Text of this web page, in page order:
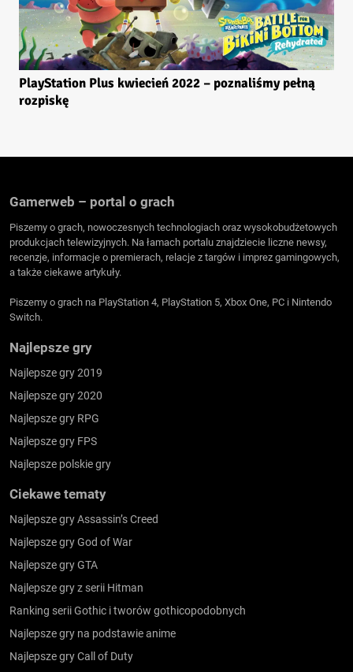
PlayStation Plus kwiecień 2022 – poznaliśmy pełną
rozpiskę
Gamerweb – portal o grach
Piszemy o grach, nowoczesnych technologiach oraz wysokobudżetowych
produkcjach telewizyjnych. Na łamach portalu znajdziecie liczne newsy,
recenzje, informacje o premierach, relacje z targów i imprez gamingowych,
a także ciekawe artykuły.
Piszemy o grach na PlayStation 4, PlayStation 5, Xbox One, PC i Nintendo
Switch.
Najlepsze gry
Najlepsze gry 2019
Najlepsze gry 2020
Najlepsze gry RPG
Najlepsze gry FPS
Najlepsze polskie gry
Ciekawe tematy
Najlepsze gry Assassin’s Creed
Najlepsze gry God of War
Najlepsze gry GTA
Najlepsze gry z serii Hitman
Ranking serii Gothic i tworów gothicopodobnych
Najlepsze gry na podstawie anime
Najlepsze gry Call of Duty